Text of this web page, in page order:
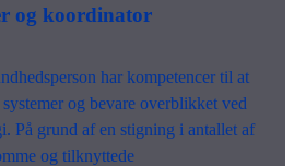
og koordinator
har kompetencer til at
og bevare overblikket ved
På grund af en stigning i antallet af
og tilknyttede